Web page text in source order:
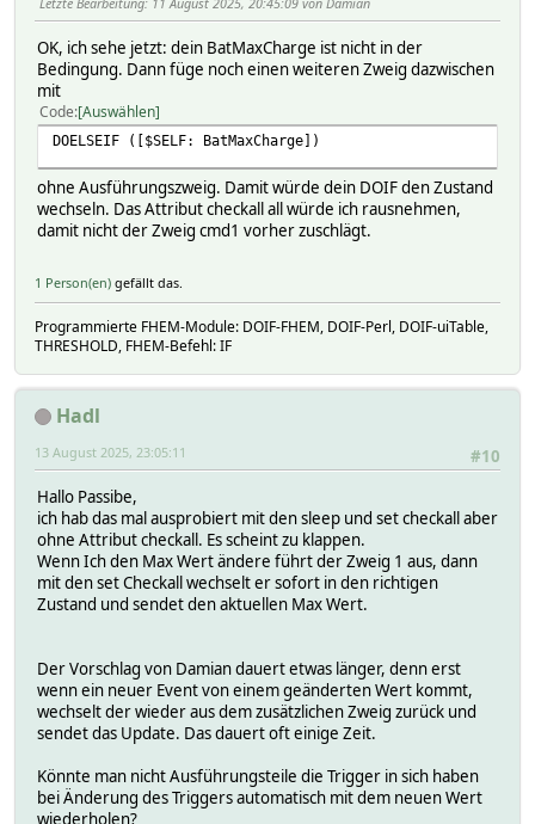
OK, ich sehe jetzt: dein BatMaxCharge ist nicht in der
Bedingung. Dann füge noch einen weiteren Zweig dazwischen
mit
Code Auswählen
DOELSEIF ([$SELF: BatMaxCharge])
ohne Ausführungszweig. Damit würde dein DOIF den Zustand
wechseln. Das Attribut checkall all würde ich rausnehmen,
damit nicht der Zweig cmd1 vorher zuschlägt.
1 Person(en) gefällt das.
Programmierte FHEM-Module: DOIF-FHEM, DOIF-Perl, DOIF-uiTable,
THRESHOLD, FHEM-Befehl: IF
Hadl
#10
13 August 2025, 23:05:11
Hallo Passibe,
ich hab das mal ausprobiert mit den sleep und set checkall aber
ohne Attribut checkall. Es scheint zu klappen.
Wenn Ich den Max Wert ändere führt der Zweig 1 aus, dann
mit den set Checkall wechselt er sofort in den richtigen
Zustand und sendet den aktuellen Max Wert.
Der Vorschlag von Damian dauert etwas länger, denn erst
wenn ein neuer Event von einem geänderten Wert kommt,
wechselt der wieder aus dem zusätzlichen Zweig zurück und
sendet das Update. Das dauert oft einige Zeit.
Könnte man nicht Ausführungsteile die Trigger in sich haben
bei Änderung des Triggers automatisch mit dem neuen Wert
wiederholen?